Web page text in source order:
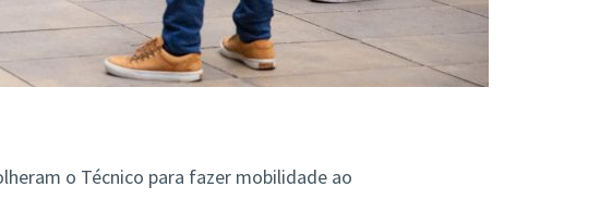
o Técnico para fazer mobilidade ao